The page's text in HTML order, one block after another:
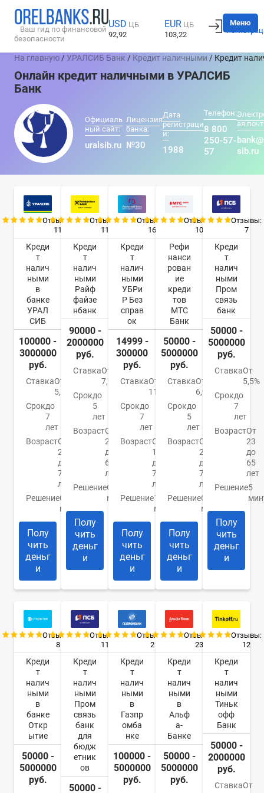
Ваш гид по финансовой
безопасности
USD ЦБ
92,92
EUR ЦБ
103,22
Вход
Меню
На главную /УРАЛСИБ Банк / Кредит наличными / Кредит
Онлайн кредит наличными в УРАЛСИБ
Банк
Официаль
ный сайт:
uralsib.ru
Лицензия
банка:
№30
Дата
регистраци
и:
1988
Телефон:
8 800
250-57-
57
ая
sib.ru
Отзывы:
11
Креди
т
налич
ными
в
банке
УРАЛ
СИБ
100000 -
3000000
руб.
СтавкаОт
5,5%
Срокдо
7
лет
ВозрастОт
23
до
70
лет
РешениеОт 10
минут
Полу
чить
деньг
и
Отзывы:
11
Креди
т
налич
ными
Райф
файзе
нбанк
90000 -
2000000
руб.
СтавкаОт
7,99%
Срокдо
5
лет
ВозрастОт
23
до
67
лет
РешениеОт 2
минут
Полу
чить
деньг
и
Отзывы:
16
Креди
т
налич
ными
УБРи
Р Без
справ
ок
14999 -
300000
руб.
СтавкаОт
11%
Срокдо
7
лет
ВозрастОт
19
до
75
лет
Решение15
минут
Полу
чить
деньг
и
Отзывы:
10
Рефи
нанси
рован
ие
креди
тов
МТС
Банк
50000 -
5000000
руб.
СтавкаОт
6,9%
Срокдо
5
лет
ВозрастОт
20
до
70
лет
РешениеОт 15
минут
Полу
чить
деньг
и
Отзывы:
7
Креди
т
налич
ными
Пром
связь
банк
50000 -
5000000
руб.
СтавкаОт
5,5%
Срокдо
7
лет
ВозрастОт
23
до
65
лет
Решение5
Полу
чить
деньг
и
Отзывы:
8
Креди
т
налич
ными
в
банке
Откр
ытие
50000 -
5000000
руб.
Отзывы:
11
Креди
т
налич
ными
Пром
связь
банк
для
бюдж
етник
ов
50000 -
Отзывы:
2
Креди
т
налич
ными
в
Газпр
омба
нке
100000 -
5000000
руб.
Отзывы:
23
Креди
т
налич
ными
в
Альф
а-
Банке
50000 -
5000000
руб.
Отзывы:
12
Креди
т
налич
ными
Тиньк
офф
Банк
50000 -
2000000
руб.
СтавкаОт